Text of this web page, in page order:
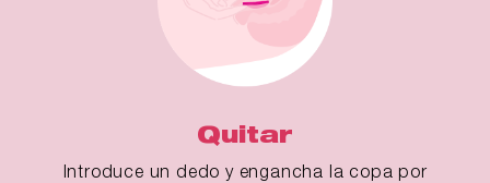
Quitar
Introduce un dedo y engancha la copa por